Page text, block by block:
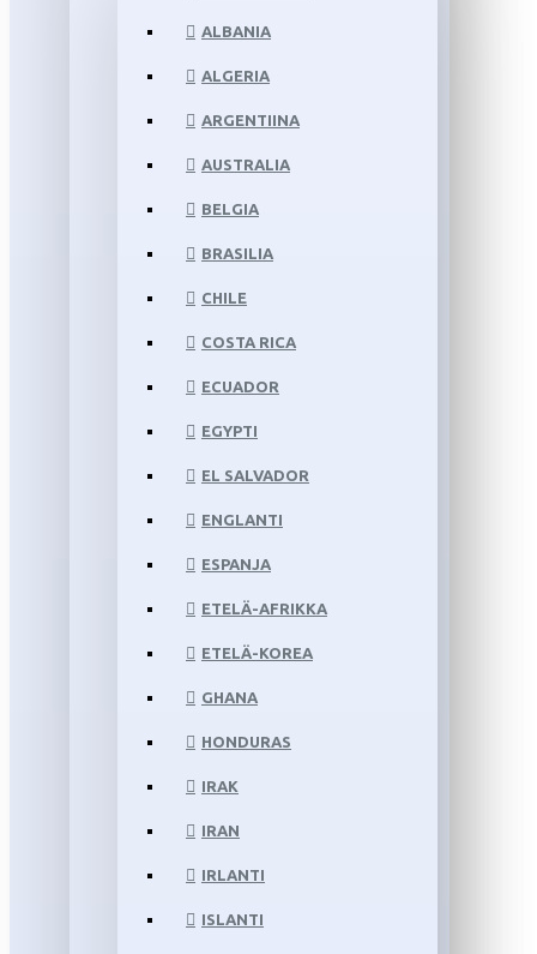
ALBANIA
ALGERIA
ARGENTIINA
AUSTRALIA
BELGIA
BRASILIA
CHILE
COSTA RICA
ECUADOR
EGYPTI
EL SALVADOR
ENGLANTI
ESPANJA
ETELÄ-AFRIKKA
ETELÄ-KOREA
GHANA
HONDURAS
IRAK
IRAN
IRLANTI
ISLANTI